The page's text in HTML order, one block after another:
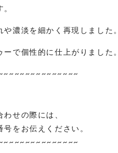
濃淡を細かく再現しました。
で個性的に仕上がりました。
せの際には、
号をお伝えください。